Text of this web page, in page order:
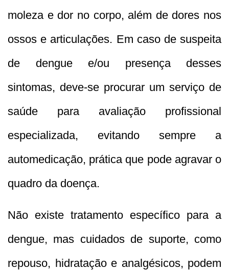
moleza e dor no corpo, além de dores nos
ossos e articulações. Em caso de suspeita
de dengue e/ou presença desses
sintomas, deve-se procurar um serviço de
saúde para avaliação profissional
especializada, evitando sempre a
automedicação, prática que pode agravar o
quadro da doença.
Não existe tratamento específico para a
dengue, mas cuidados de suporte, como
repouso, hidratação e analgésicos, podem